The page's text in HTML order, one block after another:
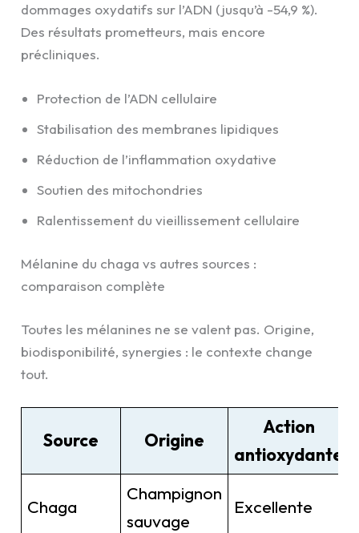
dommages oxydatifs sur l’ADN (jusqu’à -54,9 %).
Des résultats prometteurs, mais encore
précliniques.
Protection de l’ADN cellulaire
Stabilisation des membranes lipidiques
Réduction de l’inflammation oxydative
Soutien des mitochondries
Ralentissement du vieillissement cellulaire
Mélanine du chaga vs autres sources :
comparaison complète
Toutes les mélanines ne se valent pas. Origine,
biodisponibilité, synergies : le contexte change
tout.
Source Origine
Action
antioxydante
Chaga
Champignon
sauvage
Excellente